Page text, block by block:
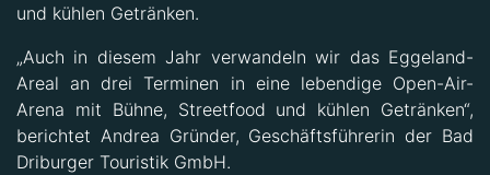
und kühlen Getränken.
„Auch in diesem Jahr verwandeln wir das Eggeland-
Areal an drei Terminen in eine lebendige Open-Air-
Arena mit Bühne, Streetfood und kühlen Getränken“,
berichtet Andrea Gründer, Geschäftsführerin der Bad
Driburger Touristik GmbH.